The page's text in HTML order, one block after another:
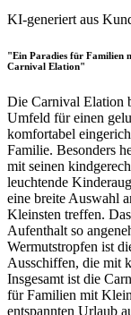
KI-generiert aus
"Ein Paradies für Familien
Carnival Elation"
Die Carnival Elation
Umfeld für einen
komfortabel
Familie. Besonders
mit seinen
leuchtende
eine breite Auswahl
Kleinsten treffen.
Aufenthalt so
Wermutstropfen ist
Ausschiffen, die mit
Insgesamt ist die
für Familien mit
entspannten Urlaub